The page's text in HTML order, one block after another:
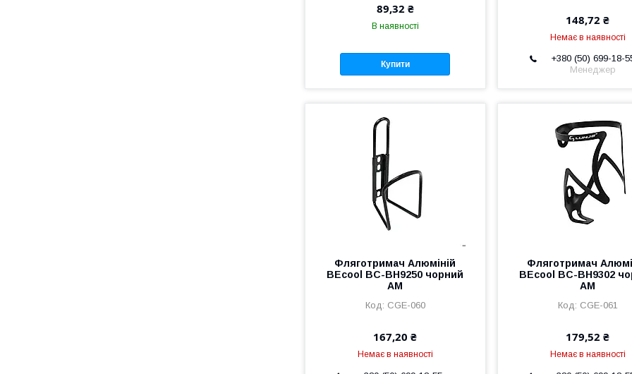
89,32 ₴
В наявності
Купити
148,72 ₴
Немає в наявності
+380 (50) 699-18-
Менеджер
Фляготримач Алюмiнiй
BEcool BC-BH9250 чорний
AM
CGE-060
167,20 ₴
Немає в наявності
Фляготримач
BEcool BC-BH9302
AM
CGE-061
179,52 ₴
Немає в наявності